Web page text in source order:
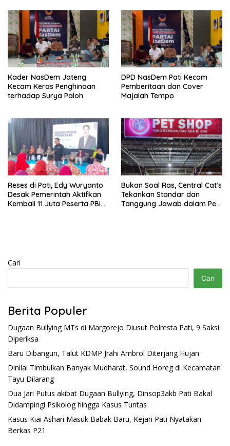
Kader NasDem Jateng
Kecam Keras Penghinaan
terhadap Surya Paloh
DPD NasDem Pati Kecam
Pemberitaan dan Cover
Majalah Tempo
Reses di Pati, Edy Wuryanto
Desak Pemerintah Aktifkan
Kembali 11 Juta Peserta PBI
Bukan Soal Ras, Central Cat’s
Tekankan Standar dan
Tanggung Jawab dalam Pet
Cari
Cari
Berita Populer
Dugaan Bullying MTs di Margorejo Diusut Polresta Pati, 9 Saksi
Diperiksa
Baru Dibangun, Talut KDMP Jrahi Ambrol Diterjang Hujan
Dinilai Timbulkan Banyak Mudharat, Sound Horeg di Kecamatan
Tayu Dilarang
Dua Jari Putus akibat Dugaan Bullying, Dinsop3akb Pati Bakal
Didampingi Psikolog hingga Kasus Tuntas
Kasus Kiai Ashari Masuk Babak Baru, Kejari Pati Nyatakan
Berkas P21